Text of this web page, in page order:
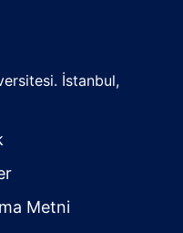
İstanbul,
Metni